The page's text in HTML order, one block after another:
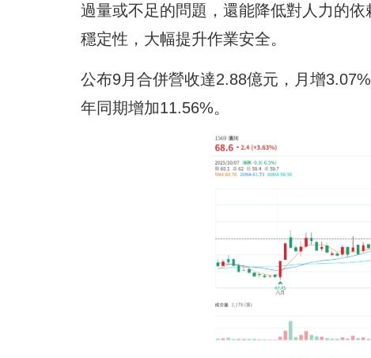
過量或不足的問題，還能降低對人力的
穩定性，大幅提升作業安全。
公布9月合併營收達2.88億元，月增
年同期增加11.56%。